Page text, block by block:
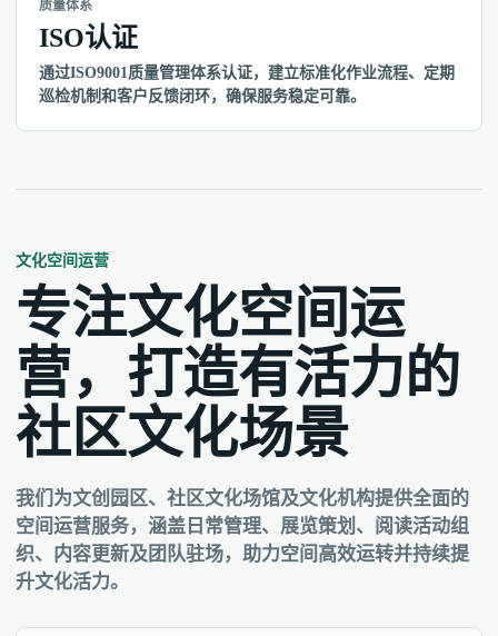
质量体系
ISO认证
通过ISO9001质量管理体系认证，建立标准化作业流程、定期
巡检机制和客户反馈闭环，确保服务稳定可靠。
文化空间运营
专注文化空间运
营，打造有活力的
社区文化场景
我们为文创园区、社区文化场馆及文化机构提供全面的
空间运营服务，涵盖日常管理、展览策划、阅读活动组
织、内容更新及团队驻场，助力空间高效运转并持续提
升文化活力。